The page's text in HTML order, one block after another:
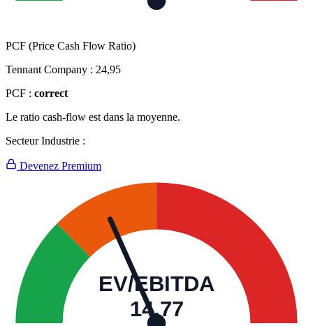
PCF (Price Cash Flow Ratio)
Tennant Company : 24,95
PCF : correct
Le ratio cash-flow est dans la moyenne.
Secteur Industrie :
Devenez Premium
EV/EBITDA
14,77